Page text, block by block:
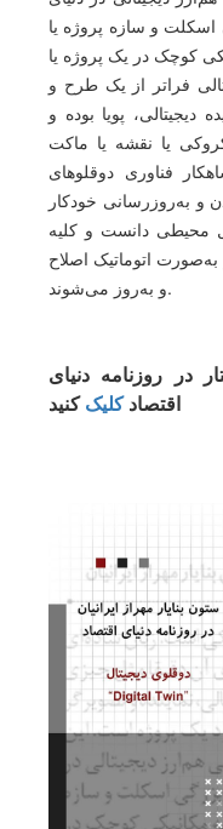
اسکلت و سازه پروژه یا
کوچک در یک پروژه یا
فراتر از یک طرح و
دیجیتالی، پویا بوده و
یا نقشه یا ماکت
فناوری دوقلوهای
و به‌روزرسانی خودکار
محیطی دانست و کلیه
اتوماتیک اصلاح
و به‌روز می‌شوند.
در روزنامه دنیای
اقتصادکلیککنید